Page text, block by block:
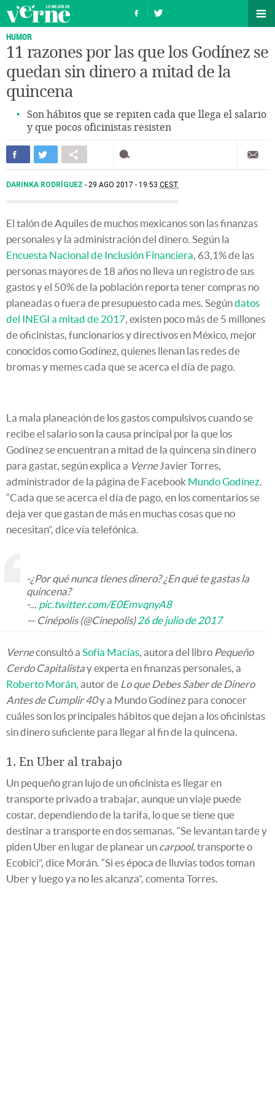
HUMOR
11 razones por las que los Godínez se
quedan sin dinero a mitad de la
quincena
Son hábitos que se repiten cada que llega el salario
y que pocos oficinistas resisten
DARINKA RODRÍGUEZ 29 AGO 2017 - 19:53 CEST
El talón de Aquiles de muchos mexicanos son las finanzas
personales y la administración del dinero. Según la
Encuesta Nacional de Inclusión Financiera, 63,1% de las
personas mayores de 18 años no lleva un registro de sus
gastos y el 50% de la población reporta tener compras no
planeadas o fuera de presupuesto cada mes. Segúndatos
del INEGI a mitad de 2017, existen poco más de 5 millones
de oficinistas, funcionarios y directivos en México, mejor
conocidos como Godínez, quienes llenan las redes de
bromas y memes cada que se acerca el día de pago.
La mala planeación de los gastos compulsivos cuando se
recibe el salario son la causa principal por la que los
Godínez se encuentran a mitad de la quincena sin dinero
para gastar, según explica a VerneJavier Torres,
administrador de la página de Facebook Mundo Godínez.
“Cada que se acerca el día de pago, en los comentarios se
deja ver que gastan de más en muchas cosas que no
necesitan”, dice vía telefónica.
-¿Por qué nunca tienes dinero? ¿En qué te gastas la
quincena?
-... pic.twitter.com/E0EmvqnyA8
— Cinépolis (@Cinepolis)26 de julio de 2017
Verneconsultó a Sofía Macías, autora del libro Pequeño
Cerdo Capitalistay experta en finanzas personales, a
Roberto Morán, autor de Lo que Debes Saber de Dinero
Antes de Cumplir 40y a Mundo Godínez para conocer
cuáles son los principales hábitos que dejan a los oficinistas
sin dinero suficiente para llegar al fin de la quincena.
1. En Uber al trabajo
Un pequeño gran lujo de un oficinista es llegar en
transporte privado a trabajar, aunque un viaje puede
costar, dependiendo de la tarifa, lo que se tiene que
destinar a transporte en dos semanas. “Se levantan tarde y
piden Uber en lugar de planear un carpool, transporte o
Ecobici”, dice Morán. “Si es época de lluvias todos toman
Uber y luego ya no les alcanza”, comenta Torres.